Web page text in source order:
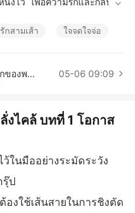
ง”
นหญิงแพศยาที่หนีไปกับชายอื่
ลยแพทย์ทหารที่อายุน้อยที่สุดใน
ระชาชาติ!
อร้องให้มาร่วมงานถึงสามค
ระจำ!
รักสามเส้า ใจจดใจจ่อ
บทที่ 78 สวี่ซื่อ กรุ๊ปเป็นบริษัทลูกของพวกเขางั้นเหรอ？ 05-06 09:09
งไคล้ บทที่ 1 โอกาส
ในมืออย่างระมัดระวัง
รุ๊ป
งใช้เส้นสายในการชิงตัด